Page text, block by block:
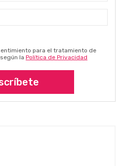
para el tratamiento de
la Política de Privacidad